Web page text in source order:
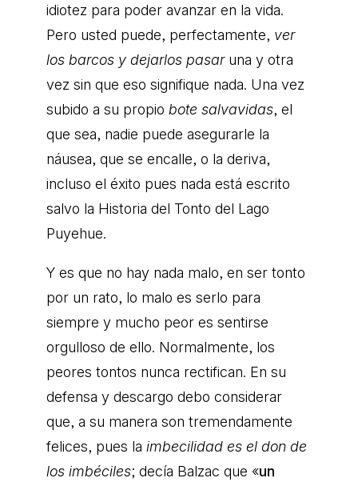
idiotez para poder avanzar en la vida.
Pero usted puede, perfectamente, ver
los barcos y dejarlos pasaruna y otra
vez sin que eso signifique nada. Una vez
subido a su propio bote salvavidas, el
que sea, nadie puede asegurarle la
náusea, que se encalle, o la deriva,
incluso el éxito pues nada está escrito
salvo la Historia del Tonto del Lago
Puyehue.
Y es que no hay nada malo, en ser tonto
por un rato, lo malo es serlo para
siempre y mucho peor es sentirse
orgulloso de ello. Normalmente, los
peores tontos nunca rectifican. En su
defensa y descargo debo considerar
que, a su manera son tremendamente
felices, pues la imbecilidad es el don de
los imbéciles; decía Balzac que «un